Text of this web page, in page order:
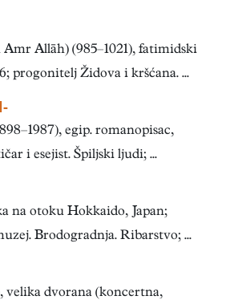
Allāh) (985–1021), fatimidski
progonitelj Židova i kršćana. ...
egip. romanopisac,
i esejist. Špiljski ljudi; ...
na otoku Hokkaido, Japan;
Brodogradnja. Ribarstvo; ...
velika dvorana (koncertna,